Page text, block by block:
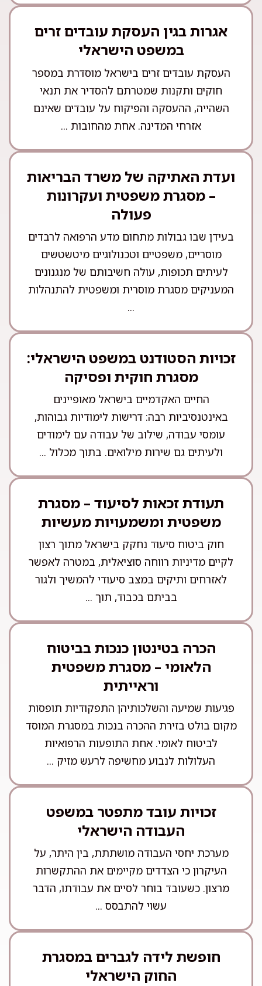
אגרות בגין העסקת עובדים זרים
במשפט הישראלי
העסקת עובדים זרים בישראל מוסדרת במספר
חוקים ותקנות שמטרתם להסדיר את תנאי
השהייה, ההעסקה והפיקוח על עובדים שאינם
אזרחי המדינה. אחת מהחובות ...
ועדת האתיקה של משרד הבריאות
– מסגרת משפטית ועקרונות
פעולה
בעידן שבו גבולות מתחום מדע הרפואה לרבדים
מוסריים, משפטיים וטכנולוגיים מיטשטשים
לעיתים תכופות, עולה חשיבותם של מנגנונים
המעניקים מסגרת מוסרית ומשפטית להתנהלות
...
זכויות הסטודנט במשפט הישראלי:
מסגרת חוקית ופסיקה
החיים האקדמיים בישראל מאופיינים
באינטנסיביות רבה: דרישות לימודיות גבוהות,
עומסי עבודה, שילוב של עבודה עם לימודים
ולעיתים גם שירות מילואים. בתוך מכלול ...
תעודת זכאות לסיעוד – מסגרת
משפטית ומשמעויות מעשיות
חוק ביטוח סיעוד נחקק בישראל מתוך רצון
לקיים מדיניות רווחה סוציאלית, במטרה לאפשר
לאזרחים ותיקים במצב סיעודי להמשיך ולגור
בביתם בכבוד, תוך ...
הכרה בטינטון כנכות בביטוח
הלאומי – מסגרת משפטית
וראייתית
פגיעות שמיעה והשלכותיהן התפקודיות תופסות
מקום בולט בזירת ההכרה בנכות במסגרת המוסד
לביטוח לאומי. אחת התופעות הרפואיות
העלולות לנבוע מחשיפה לרעש מזיק ...
זכויות עובד מתפטר במשפט
העבודה הישראלי
מערכת יחסי העבודה מושתתת, בין היתר, על
העיקרון כי הצדדים מקיימים את ההתקשרות
מרצון. כשעובד בוחר לסיים את עבודתו, הדבר
עשוי להתבסס ...
חופשת לידה לגברים במסגרת
החוק הישראלי